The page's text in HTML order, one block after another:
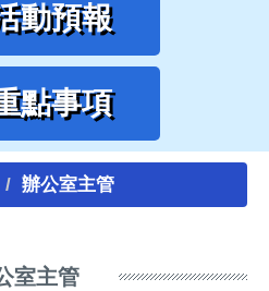
動預報
點事項
辦公室主管
室主管